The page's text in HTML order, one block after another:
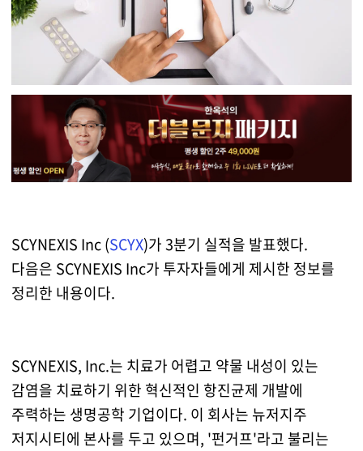
SCYNEXIS Inc (SCYX)가 3분기 실적을 발표했다.
다음은 SCYNEXIS Inc가 투자자들에게 제시한 정보를
정리한 내용이다.
SCYNEXIS, Inc.는 치료가 어렵고 약물 내성이 있는
감염을 치료하기 위한 혁신적인 항진균제 개발에
주력하는 생명공학 기업이다. 이 회사는 뉴저지주
저지시티에 본사를 두고 있으며, '펀거프'라고 불리는